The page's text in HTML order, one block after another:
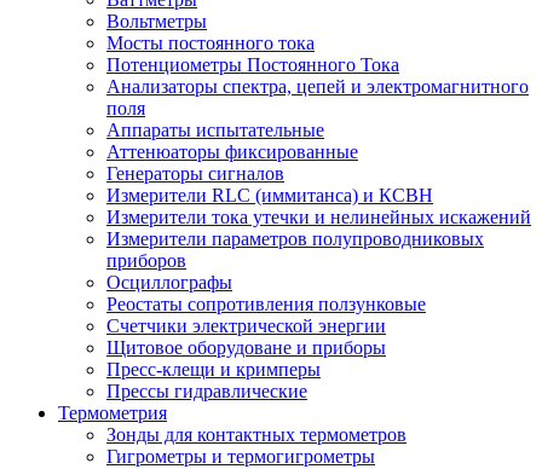
Вольтметры
Мосты постоянного тока
Потенциометры Постоянного Тока
Анализаторы спектра, цепей и электромагнитного
поля
Аппараты испытательные
Аттенюаторы фиксированные
Генераторы сигналов
Измерители RLC (иммитанса) и КСВН
Измерители тока утечки и нелинейных искажений
Измерители параметров полупроводниковых
приборов
Осциллографы
Реостаты сопротивления ползунковые
Счетчики электрической энергии
Щитовое оборудоване и приборы
Пресс-клещи и кримперы
Прессы гидравлические
Термометрия
Зонды для контактных термометров
Гигрометры и термогигрометры